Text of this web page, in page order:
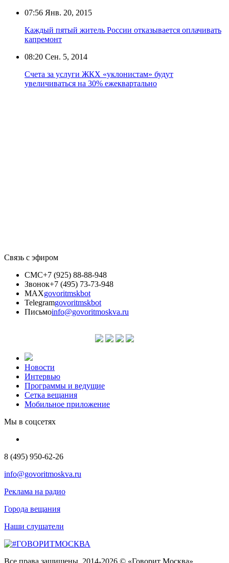
07:56 Янв. 20, 2015
Каждый пятый житель России отказывается оплачивать
капремонт
08:20 Сен. 5, 2014
Счета за услуги ЖКХ «уклонистам» будут
увеличиваться на 30% ежеквартально
Связь с эфиром
СМС+7 (925) 88-88-948
Звонок+7 (495) 73-73-948
MAXgovoritmskbot
Telegramgovoritmskbot
Письмоinfo@govoritmoskva.ru
Новости
Интервью
Программы и ведущие
Сетка вещания
Мобильное приложение
Мы в соцсетях
8 (495) 950-62-26
info@govoritmoskva.ru
Реклама на радио
Города вещания
Наши слушатели
Все права защищены. 2014-2026 © «Говорит Москва»